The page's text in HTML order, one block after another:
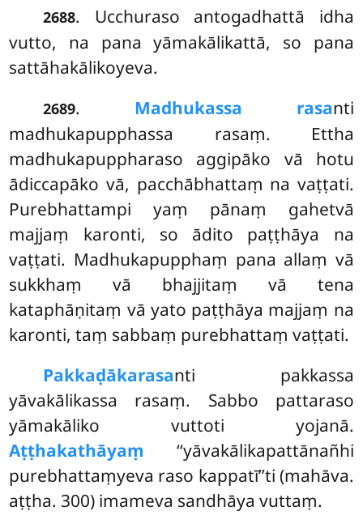
2688. Ucchuraso antogadhattā idha
vutto, na pana yāmakālikattā, so pana
sattāhakālikoyeva.
2689. Madhukassa rasanti
madhukapupphassa rasaṃ. Ettha
madhukapuppharaso aggipāko vā hotu
ādiccapāko vā, pacchābhattaṃ na vaṭṭati.
Purebhattampi yaṃ pānaṃ gahetvā
majjaṃ karonti, so ādito paṭṭhāya na
vaṭṭati. Madhukapupphaṃ pana allaṃ vā
sukkhaṃ vā bhajjitaṃ vā tena
kataphāṇitaṃ vā yato paṭṭhāya majjaṃ na
karonti, taṃ sabbaṃ purebhattaṃ vaṭṭati.
Pakkaḍākarasanti pakkassa
yāvakālikassa rasaṃ. Sabbo pattaraso
yāmakāliko vuttoti yojanā.
Aṭṭhakathāyaṃ ‘‘yāvakālikapattānañhi
purebhattaṃyeva raso kappatī’’ti (mahāva.
aṭṭha. 300) imameva sandhāya vuttaṃ.